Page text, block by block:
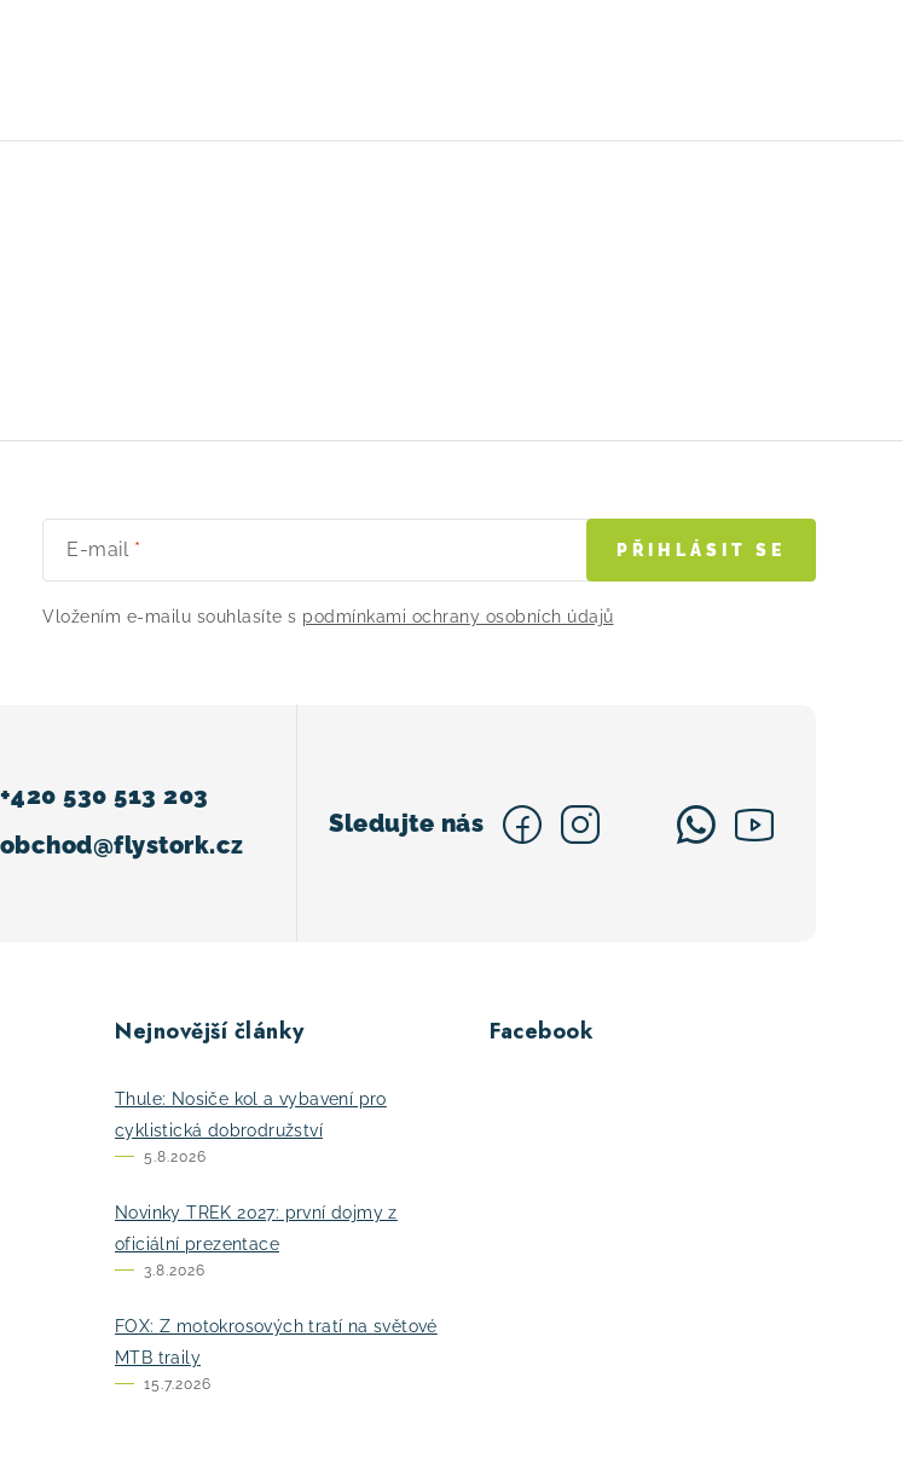
E-mail
Vložením e-mailu souhlasíte s podmínkami ochrany osobních údajů
PŘIHLÁSIT SE
obchod@flystork.cz
+420 530 513 203
Nejnovější články
Thule: Nosiče kol a vybavení pro
cyklistická dobrodružství
5.8.2026
Novinky TREK 2027: první dojmy z
oficiální prezentace
3.8.2026
FOX: Z motokrosových tratí na světové
MTB traily
15.7.2026
Facebook